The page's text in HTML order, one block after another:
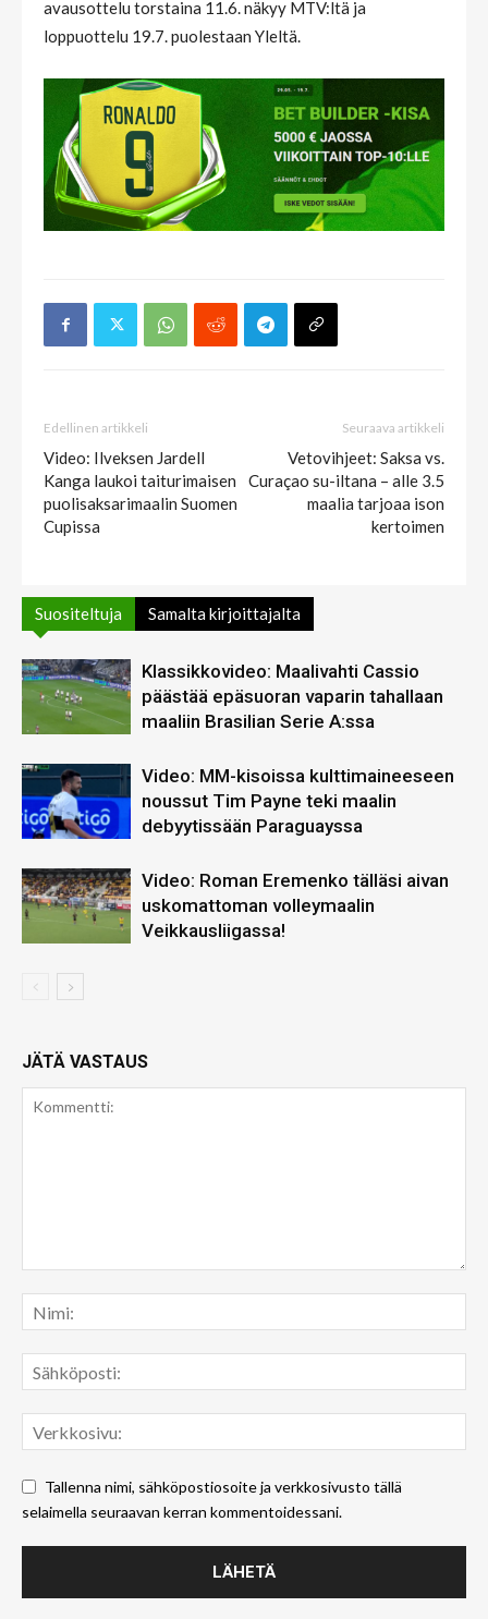
avausottelu torstaina 11.6. näkyy MTV:ltä ja
loppuottelu 19.7. puolestaan Yleltä.
Edellinen artikkeli
Video: Ilveksen Jardell
Kanga laukoi taiturimaisen
puolisaksarimaalin Suomen
Cupissa
Seuraava artikkeli
Vetovihjeet: Saksa vs.
Curaçao su-iltana – alle 3.5
maalia tarjoaa ison
kertoimen
Suositeltuja Samalta kirjoittajalta
Klassikkovideo: Maalivahti Cassio
päästää epäsuoran vaparin tahallaan
maaliin Brasilian Serie A:ssa
Video: MM-kisoissa kulttimaineeseen
noussut Tim Payne teki maalin
debyytissään Paraguayssa
Video: Roman Eremenko tälläsi aivan
uskomattoman volleymaalin
Veikkausliigassa!
JÄTÄ VASTAUS
Tallenna nimi, sähköpostiosoite ja verkkosivusto tällä
selaimella seuraavan kerran kommentoidessani.